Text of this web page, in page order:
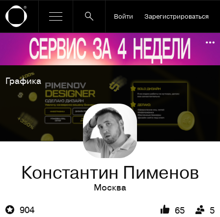
Войти Зарегистрироваться
Ссылка баннера
Графика
Константин Пименов
Москва
904
65 5